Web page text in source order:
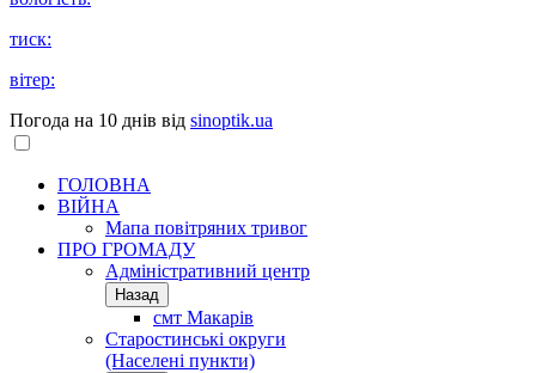
тиск:
вітер:
Погода на 10 днів від sinoptik.ua
ГОЛОВНА
ВІЙНА
Мапа повітряних тривог
ПРО ГРОМАДУ
Aдміністративний центр
Назад
смт Макарів
Старостинські округи
(Населені пункти)